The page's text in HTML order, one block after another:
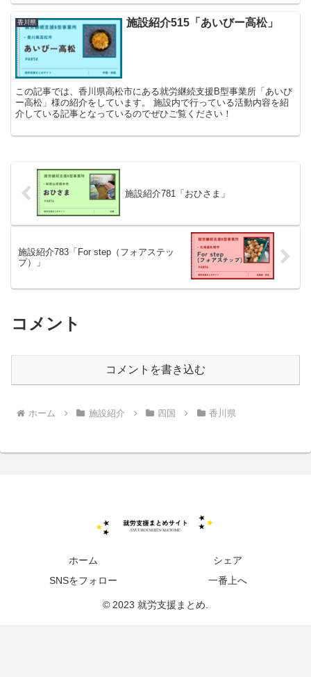
香川県 施設紹介515「あいびー高松」
この記事では、香川県高松市にある就労継続支援B型事業所「あいび
ー高松」様の紹介をしています。 施設内で行っている活動内容を紹
介している記事となっているのでぜひご覧ください！
施設紹介781「おひさま」
施設紹介783「For step（フォアステッ
プ）」
コメント
コメントを書き込む
ホーム 施設紹介 四国 香川県
ホーム
シェア
SNSをフォロー
一番上へ
© 2023 就労支援まとめ.